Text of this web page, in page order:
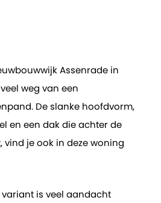
Assenrade in
weg van een
De slanke hoofdvorm,
en een dak die achter de
je ook in deze woning
is veel aandacht